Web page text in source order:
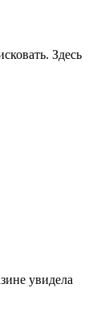
Здесь
увидела